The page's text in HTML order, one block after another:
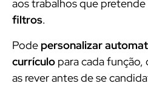
aos trabalhos que
filtros.
Pode personalizar
currículo para cada
as rever antes de se